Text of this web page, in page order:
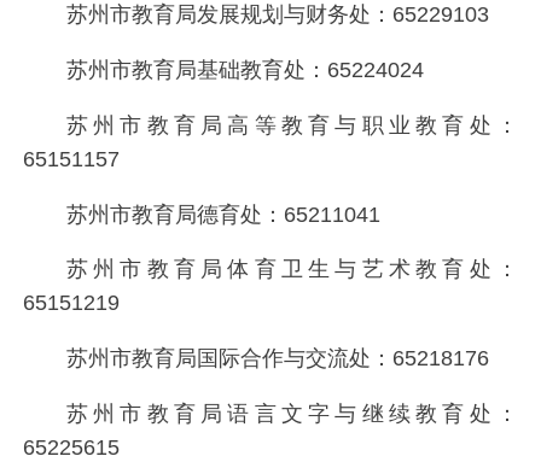
苏州市教育局发展规划与财务处：65229103
苏州市教育局基础教育处：65224024
苏州市教育局高等教育与职业教育处：
65151157
苏州市教育局德育处：65211041
苏州市教育局体育卫生与艺术教育处：
65151219
苏州市教育局国际合作与交流处：65218176
苏州市教育局语言文字与继续教育处：
65225615